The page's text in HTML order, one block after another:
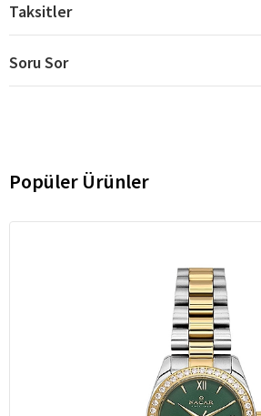
Taksitler
Soru Sor
Popüler Ürünler